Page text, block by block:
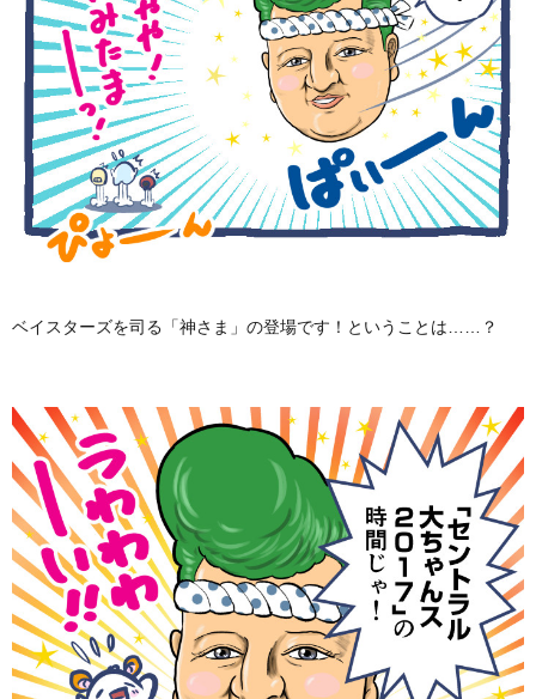
ベイスターズを司る「神さま」の登場です！ということは……？